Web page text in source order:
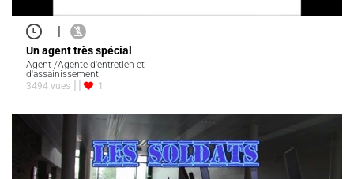
|
Un agent très spécial
Agent /Agente d'entretien et
d'assainissement
3494 vues
1